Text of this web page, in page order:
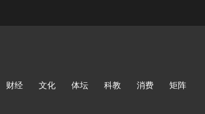
财经 文化 体坛 科教 消费 矩阵